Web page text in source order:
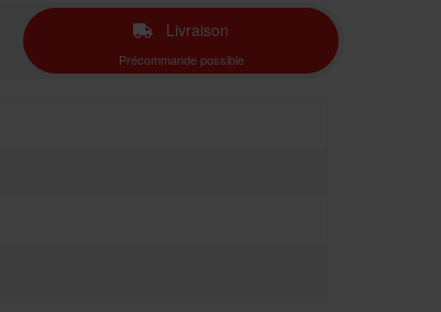
Livraison
Précommande possible